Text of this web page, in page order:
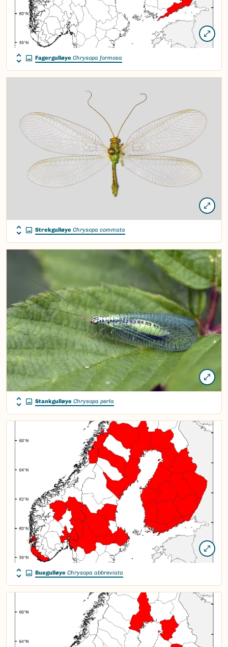
Fagergulløye Chrysopa formosa
Strekgulløye Chrysopa commata
Stankgulløye Chrysopa perla
Buegulløye Chrysopa abbreviata